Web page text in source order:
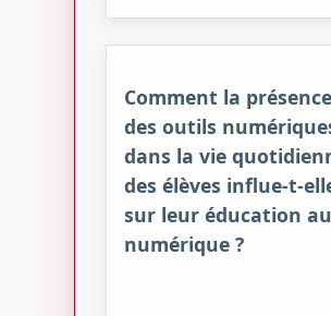
Comment la présence
des outils
dans la vie
des élèves influe-t-
sur leur éducation au
numérique ?